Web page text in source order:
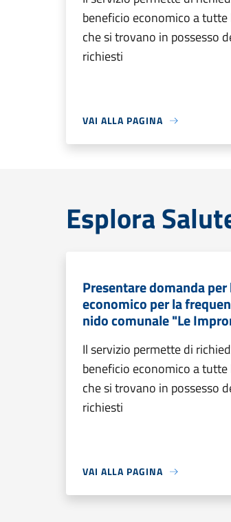
beneficio economico a
che si trovano in possesso
richiesti
VAI ALLA PAGINA
Esplora
Presentare domanda
economico per la
nido comunale "Le
Il servizio permette di
beneficio economico a
che si trovano in possesso
richiesti
VAI ALLA PAGINA